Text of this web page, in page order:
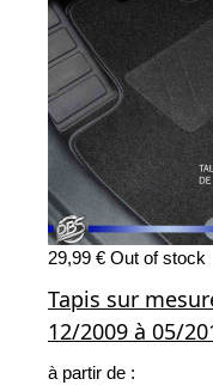
29,99 € Out of stock
Tapis sur
12/2009 à 05/
à partir de :